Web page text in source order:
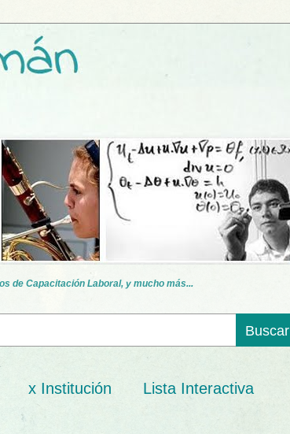
de Capacitación Laboral, y mucho más...
Buscar
x Institución Lista Interactiva